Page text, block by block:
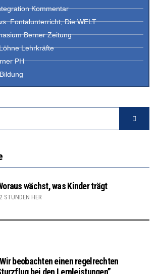
Kommentar
Fontalunterricht, Die WELT
Berner Zeitung
Lehrkräfte
PH
wächst, was Kinder trägt
STUNDEN HER
beobachten einen regelrechten
bei den Lernleistungen”